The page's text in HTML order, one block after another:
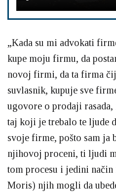
„Kada su mi advokati
kupe moju firmu, da
novoj firmi, da ta firma
suvlasnik, kupuje sve
ugovore o prodaji rasada,
taj koji je trebalo te ljude
svoje firme, pošto sam ja
njihovoj proceni, ti ljudi
tom procesu i jedini
Moris) njih mogli da